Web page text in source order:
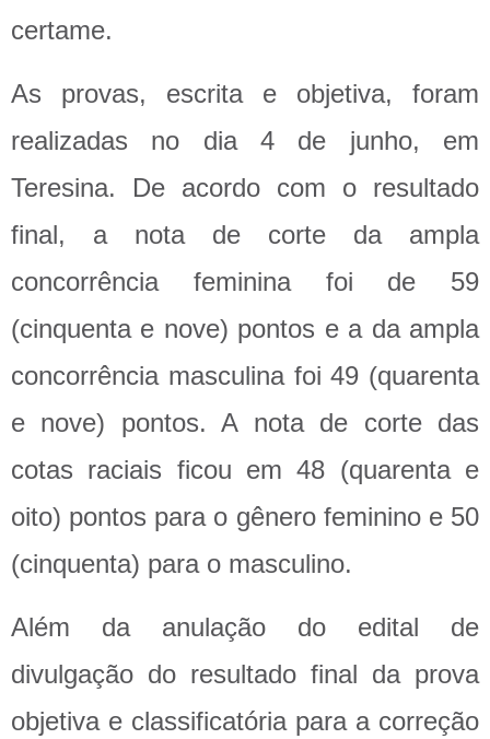
certame.
As provas, escrita e objetiva, foram
realizadas no dia 4 de junho, em
Teresina. De acordo com o resultado
final, a nota de corte da ampla
concorrência feminina foi de 59
(cinquenta e nove) pontos e a da ampla
concorrência masculina foi 49 (quarenta
e nove) pontos. A nota de corte das
cotas raciais ficou em 48 (quarenta e
oito) pontos para o gênero feminino e 50
(cinquenta) para o masculino.
Além da anulação do edital de
divulgação do resultado final da prova
objetiva e classificatória para a correção